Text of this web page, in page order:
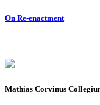
On Re-enactment
Mathias Corvinus